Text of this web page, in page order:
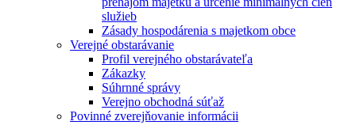
služieb
Zásady hospodárenia s majetkom obce
Verejné obstarávanie
Profil verejného obstarávateľa
Zákazky
Súhrnné správy
Verejno obchodná súťaž
Povinné zverejňovanie informácii